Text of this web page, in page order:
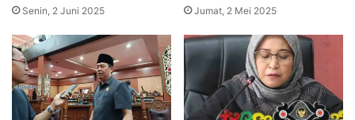
Senin, 2 Juni 2025 Jumat, 2 Mei 2025